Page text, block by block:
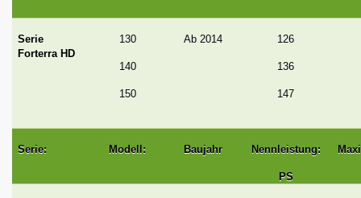
Serie
Forterra HD
130
140
150
Ab 2014 126
136
147
Serie: Modell: Baujahr Nennleistung:
PS